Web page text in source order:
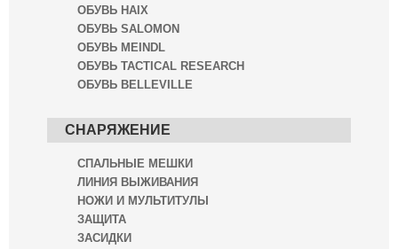
ОБУВЬ HAIX
ОБУВЬ SALOMON
ОБУВЬ MEINDL
ОБУВЬ TACTICAL RESEARCH
ОБУВЬ BELLEVILLE
СНАРЯЖЕНИЕ
СПАЛЬНЫЕ МЕШКИ
ЛИНИЯ ВЫЖИВАНИЯ
НОЖИ И МУЛЬТИТУЛЫ
ЗАЩИТА
ЗАСИДКИ